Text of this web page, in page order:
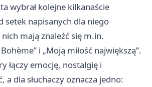
wybrał kolejne kilkanaście
setek napisanych dla niego
mają znaleźć się m.in.
Bohème” i „Moją miłość największą”.
łączy emocję, nostalgię i
a dla słuchaczy oznacza jedno: